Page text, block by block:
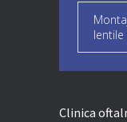
lentile
Clinica